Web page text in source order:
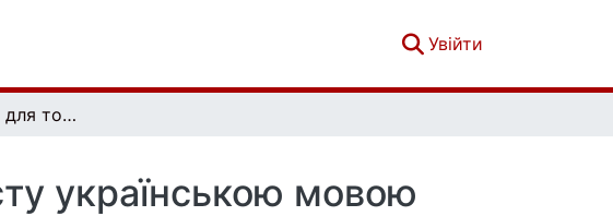
Увійти
Веб-застосунок для токенізації тексту українською мовою
українською мовою